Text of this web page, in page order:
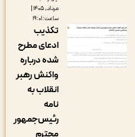
مرداد, ۱۴۰۵ |
تکذیب
ادعای مطرح
شده درباره
واکنش رهبر
انقلاب به
رئیس‌جمهور